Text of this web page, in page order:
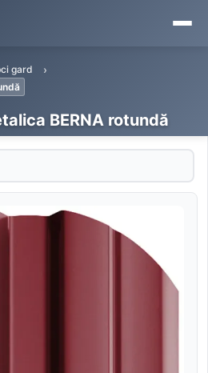
gard
BERNA rotundă